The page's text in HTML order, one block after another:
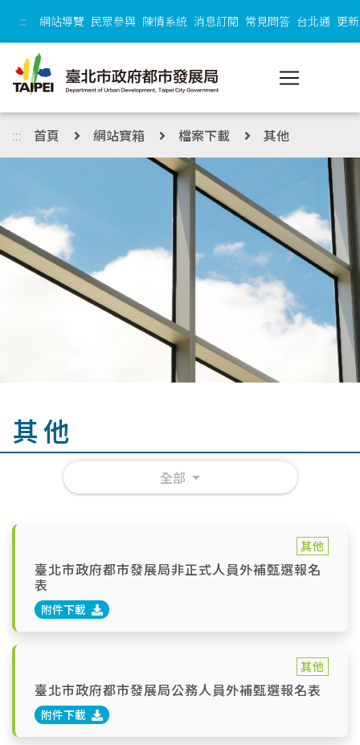
::: 網站導覽 民眾參與 陳情系統 消息訂閱 常見問答 台北通 更
::: 首頁 網站寶箱 檔案下載 其他
其他
全部
其他
臺北市政府都市發展局非正式人員外補甄選報名
表
附件下載
其他
臺北市政府都市發展局公務人員外補甄選報名表
附件下載